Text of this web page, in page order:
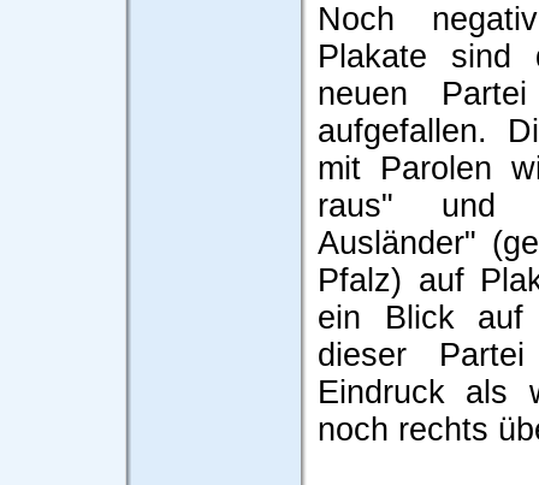
Noch
Plakate sind
neuen
aufgefallen.
mit Parolen
raus" und
Ausländer"
Pfalz) auf
ein Blick auf
dieser
Eindruck als
noch rechts